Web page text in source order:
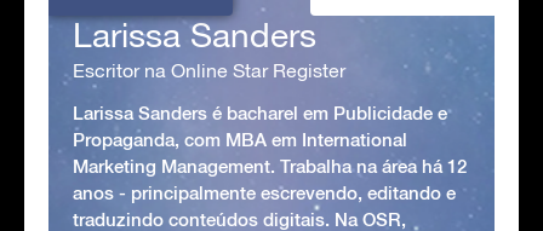
Larissa Sanders
Escritor na Online Star Register
Larissa Sanders é bacharel em Publicidade e
Propaganda, com MBA em International
Marketing Management. Trabalha na área há 12
anos - principalmente escrevendo, editando e
traduzindo conteúdos digitais. Na OSR,